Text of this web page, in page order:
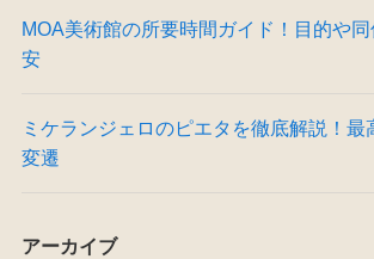
MOA美術館の所要時間ガイド！目的や
安
ミケランジェロのピエタを徹底解説！最
変遷
アーカイブ